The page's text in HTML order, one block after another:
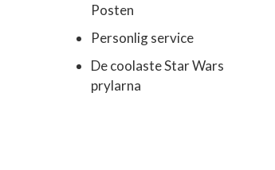
Posten
Personlig service
De coolaste Star Wars
prylarna